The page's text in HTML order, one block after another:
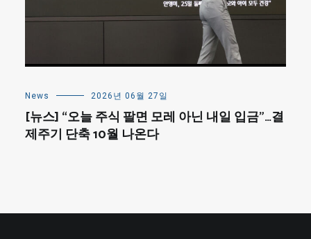
News 2026년 06월 27일
[뉴스] “오늘 주식 팔면 모레 아닌 내일 입금”…결
제주기 단축 10월 나온다